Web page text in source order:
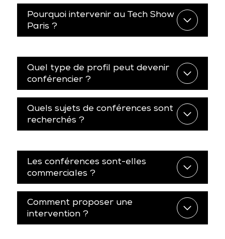
Pourquoi intervenir au Tech Show
Paris ?
Quel type de profil peut devenir
conférencier ?
Quels sujets de conférences sont
recherchés ?
Les conférences sont-elles
commerciales ?
Comment proposer une
intervention ?